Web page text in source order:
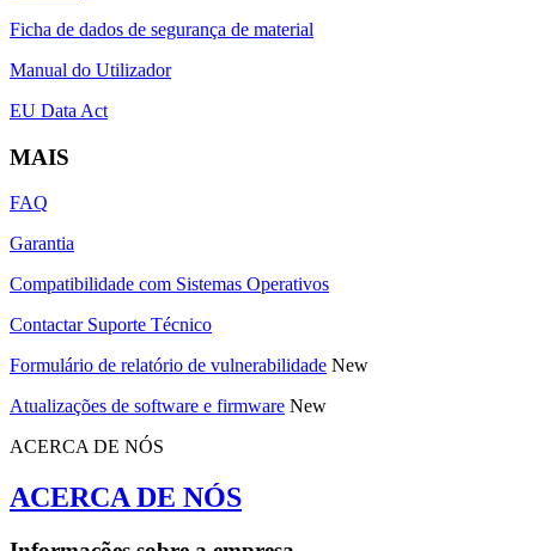
Ficha de dados de segurança de material
Manual do Utilizador
EU Data Act
MAIS
FAQ
Garantia
Compatibilidade com Sistemas Operativos
Contactar Suporte Técnico
Formulário de relatório de vulnerabilidade New
Atualizações de software e firmware New
ACERCA DE NÓS
ACERCA DE NÓS